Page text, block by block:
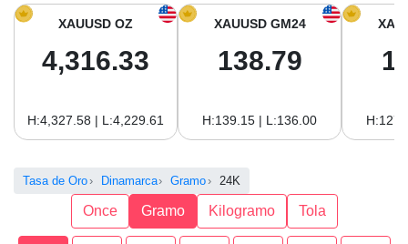
Precio del Oro hoy en América del sur
XAUUSD OZ
4,316.33
H:4,327.58 | L:4,229.61
XAUUSD GM24
138.79
H:139.15 | L:136.00
Tasa de Oro Dinamarca Gramo 24K
Once Gramo Kilogramo Tola